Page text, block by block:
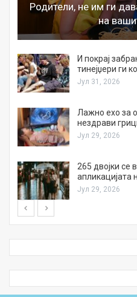
Родители, не им ги
на
И покрај
тинејџери ги
Јул 31, 2026
Лажно ехо за
нездрави
Јул 29, 2026
265 двојки се
апликацијата
Јул 29, 2026